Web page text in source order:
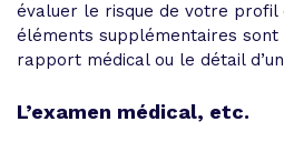
évaluer le risque de votre profil
éléments supplémentaires sont
rapport médical ou le détail
L’examen médical, etc.